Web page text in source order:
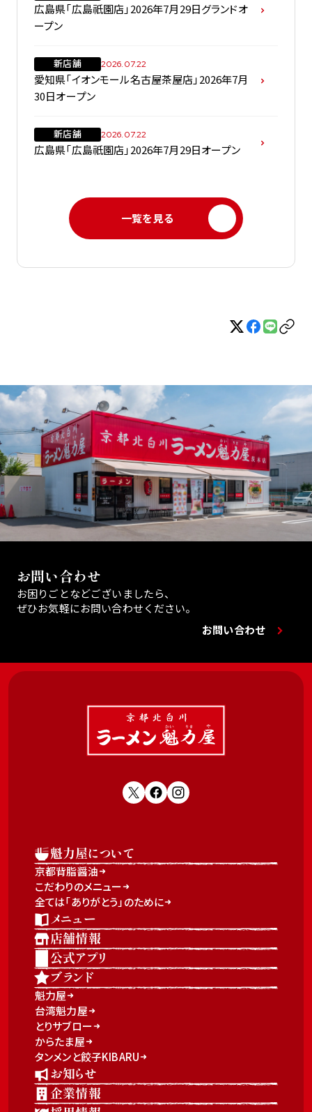
広島県「広島祇園店」2026年7月29日グランドオ
ープン
新店舗 2026.07.22
愛知県「イオンモール名古屋茶屋店」2026年7月
30日オープン
新店舗 2026.07.22
広島県「広島祇園店」2026年7月29日オープン
一覧を見る
お問い合わせ
お困りごとなどございましたら、
ぜひお気軽にお問い合わせください。
お問い合わせ
魁力屋について
京都背脂醤油
こだわりのメニュー
全ては「ありがとう」のために
メニュー
店舗情報
公式アプリ
ブランド
魁力屋
台湾魁力屋
とりサブロー
からたま屋
タンメンと餃子KIBARU
お知らせ
企業情報